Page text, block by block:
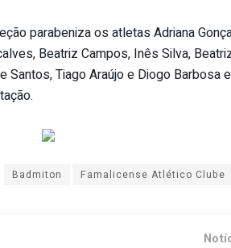
parabeniza os atletas Adriana
Beatriz Campos, Inês Silva,
Santos, Tiago Araújo e Diogo Barbosa
Badmiton Famalicense Atlético Clube